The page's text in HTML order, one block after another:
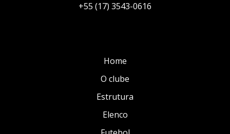
+55 (17) 3543-0616
Home
O clube
Estrutura
Elenco